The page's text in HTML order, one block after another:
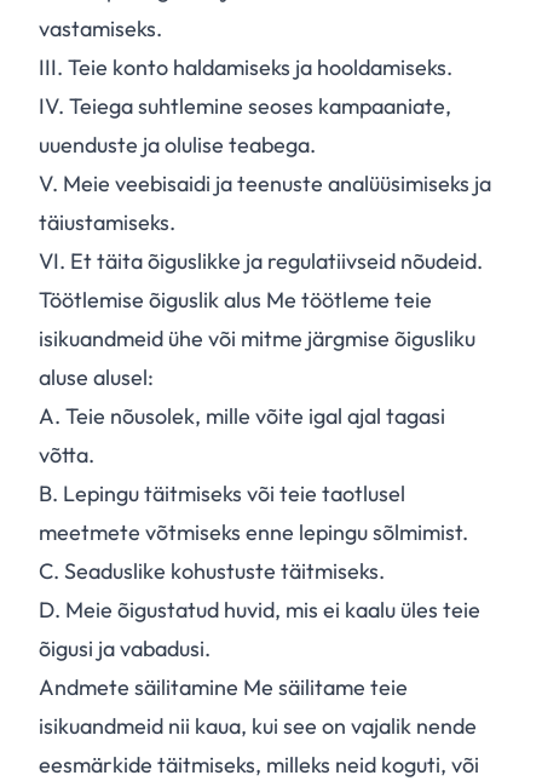
vastamiseks.
III. Teie konto haldamiseks ja hooldamiseks.
IV. Teiega suhtlemine seoses kampaaniate,
uuenduste ja olulise teabega.
V. Meie veebisaidi ja teenuste analüüsimiseks ja
täiustamiseks.
VI. Et täita õiguslikke ja regulatiivseid nõudeid.
Töötlemise õiguslik alus Me töötleme teie
isikuandmeid ühe või mitme järgmise õigusliku
aluse alusel:
A. Teie nõusolek, mille võite igal ajal tagasi
võtta.
B. Lepingu täitmiseks või teie taotlusel
meetmete võtmiseks enne lepingu sõlmimist.
C. Seaduslike kohustuste täitmiseks.
D. Meie õigustatud huvid, mis ei kaalu üles teie
õigusi ja vabadusi.
Andmete säilitamine Me säilitame teie
isikuandmeid nii kaua, kui see on vajalik nende
eesmärkide täitmiseks, milleks neid koguti, või